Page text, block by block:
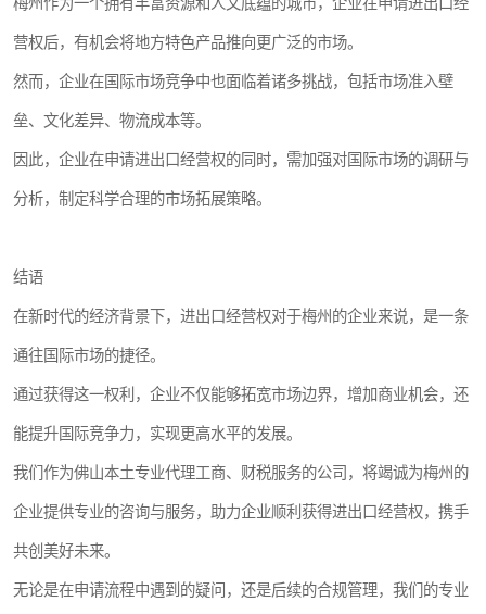
营权后，有机会将地方特色产品推向更广泛的市场。
然而，企业在国际市场竞争中也面临着诸多挑战，包括市场准入壁
垒、文化差异、物流成本等。
因此，企业在申请进出口经营权的同时，需加强对国际市场的调研与
分析，制定科学合理的市场拓展策略。
结语
在新时代的经济背景下，进出口经营权对于梅州的企业来说，是一条
通往国际市场的捷径。
通过获得这一权利，企业不仅能够拓宽市场边界，增加商业机会，还
能提升国际竞争力，实现更高水平的发展。
我们作为佛山本土专业代理工商、财税服务的公司，将竭诚为梅州的
企业提供专业的咨询与服务，助力企业顺利获得进出口经营权，携手
共创美好未来。
无论是在申请流程中遇到的疑问，还是后续的合规管理，我们的专业